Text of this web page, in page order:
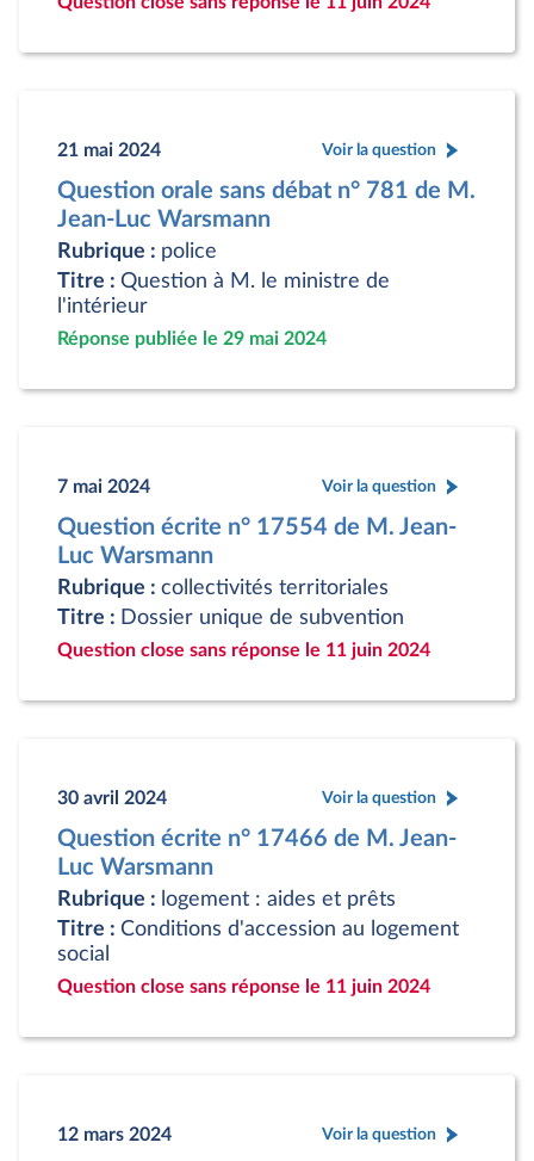
21 mai 2024 Voir la question
Question orale sans débat n° 781 de M.
Jean-Luc Warsmann
Rubrique : police
Titre : Question à M. le ministre de
l'intérieur
Réponse publiée le 29 mai 2024
7 mai 2024 Voir la question
Question écrite n° 17554 de M. Jean-
Luc Warsmann
Rubrique : collectivités territoriales
Titre : Dossier unique de subvention
Question close sans réponse le 11 juin 2024
30 avril 2024 Voir la question
Question écrite n° 17466 de M. Jean-
Luc Warsmann
Rubrique : logement : aides et prêts
Titre : Conditions d'accession au logement
social
Question close sans réponse le 11 juin 2024
12 mars 2024 Voir la question